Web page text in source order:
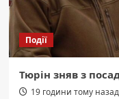
Події
Тюрін зняв з
19 години тому назад